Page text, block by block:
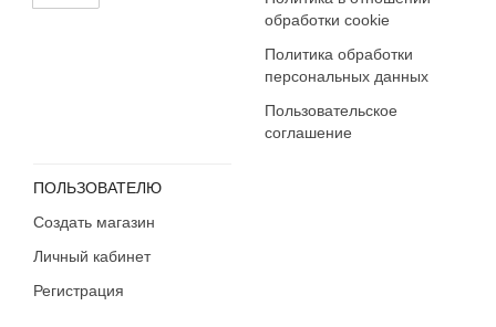
обработки cookie
Политика обработки
персональных данных
Пользовательское
соглашение
ПОЛЬЗОВАТЕЛЮ
Создать магазин
Личный кабинет
Регистрация